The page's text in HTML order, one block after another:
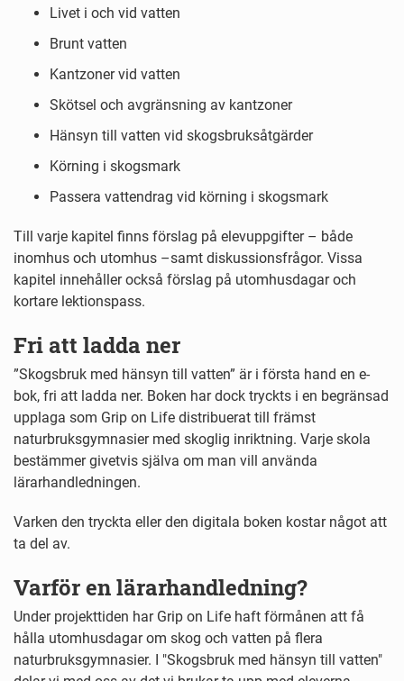
Livet i och vid vatten
Brunt vatten
Kantzoner vid vatten
Skötsel och avgränsning av kantzoner
Hänsyn till vatten vid skogsbruksåtgärder
Körning i skogsmark
Passera vattendrag vid körning i skogsmark
Till varje kapitel finns förslag på elevuppgifter – både
inomhus och utomhus –samt diskussionsfrågor. Vissa
kapitel innehåller också förslag på utomhusdagar och
kortare lektionspass.
Fri att ladda ner
”Skogsbruk med hänsyn till vatten” är i första hand en e-
bok, fri att ladda ner. Boken har dock tryckts i en begränsad
upplaga som Grip on Life distribuerat till främst
naturbruksgymnasier med skoglig inriktning. Varje skola
bestämmer givetvis själva om man vill använda
lärarhandledningen.
Varken den tryckta eller den digitala boken kostar något att
ta del av.
Varför en lärarhandledning?
Under projekttiden har Grip on Life haft förmånen att få
hålla utomhusdagar om skog och vatten på flera
naturbruksgymnasier. I "Skogsbruk med hänsyn till vatten"